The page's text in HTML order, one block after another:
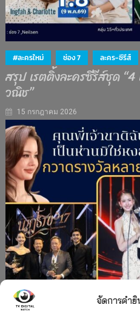
จัดการคำ
#ละครใหม่ ช่อง 7 ละคร-ซีรีส์
สรุป เรตติ้งละครซีรีส์ชุด
วณิช”
15 กรกฎาคม 2026